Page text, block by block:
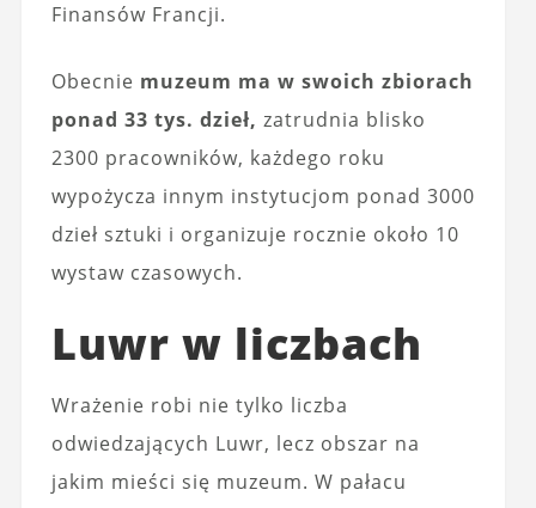
Finansów Francji.
Obecnie muzeum ma w swoich zbiorach
ponad 33 tys. dzieł, zatrudnia blisko
2300 pracowników, każdego roku
wypożycza innym instytucjom ponad 3000
dzieł sztuki i organizuje rocznie około 10
wystaw czasowych.
Luwr w liczbach
Wrażenie robi nie tylko liczba
odwiedzających Luwr, lecz obszar na
jakim mieści się muzeum. W pałacu